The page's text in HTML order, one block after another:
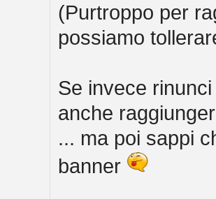
(Purtroppo per
possiamo
Se invece
anche
... ma poi sappi
banner